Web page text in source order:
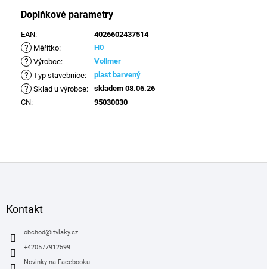
Doplňkové parametry
EAN: 4026602437514
? Měřítko: H0
? Výrobce: Vollmer
? Typ stavebnice: plast barvený
? Sklad u výrobce:
skladem 08.06.26
CN: 95030030
Kontakt
obchod@itvlaky.cz
+420577912599
Novinky na Facebooku